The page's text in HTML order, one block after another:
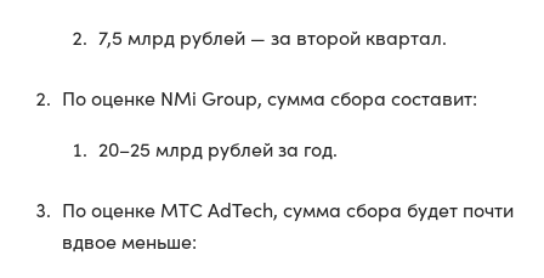
7,5 млрд рублей — за второй квартал.
По оценке NMi Group, сумма сбора составит:
20–25 млрд рублей за год.
По оценке МТС AdTech, сумма сбора будет почти
вдвое меньше: